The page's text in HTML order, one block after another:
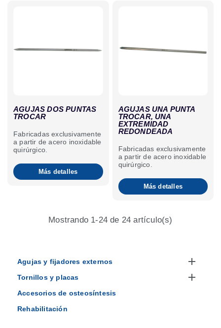
Mostrando 1-24 de 24 artículo(s)
Agujas y fijadores externos 
Tornillos y placas 
Accesorios de osteosíntesis
Rehabilitación
AGUJAS DOS PUNTAS
TROCAR
Fabricadas exclusivamente
a partir de acero inoxidable
quirúrgico.
Más detalles
AGUJAS UNA PUNTA
TROCAR, UNA
EXTREMIDAD
REDONDEADA
Fabricadas exclusivamente
a partir de acero inoxidable
quirúrgico.
Más detalles